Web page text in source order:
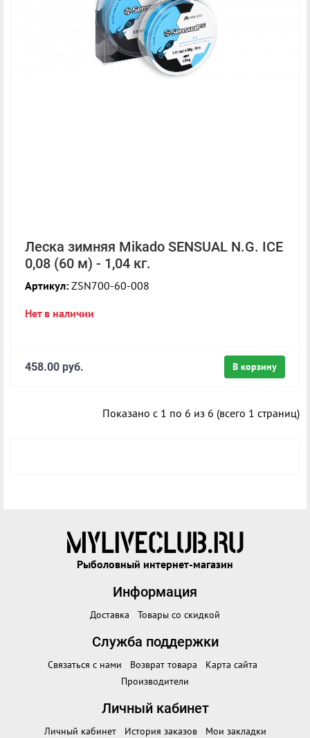
Леска зимняя Mikado SENSUAL N.G. ICE
0,08 (60 м) - 1,04 кг.
Артикул: ZSN700-60-008
Нет в наличии
В корзину
458.00 руб.
Показано с 1 по 6 из 6 (всего 1 страниц)
Рыболовный интернет-магазин
Информация
Доставка Товары со скидкой
Служба поддержки
Связаться с нами Возврат товара
Карта сайта
Производители
Личный кабинет
Личный кабинет История заказов Мои закладки